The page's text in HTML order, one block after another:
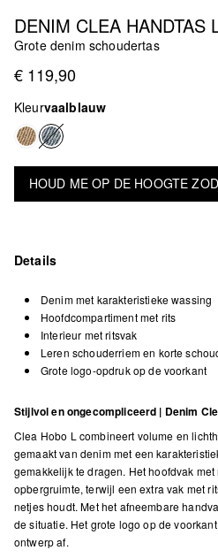
DENIM CLEA HANDTAS
Grote denim schoudertas
€ 119,90
Kleurvaalblauw
HOUD ME OP DE HOOGTE
Details
Denim met karakteristieke wassing
Hoofdcompartiment met rits
Interieur met ritsvak
Leren schouderriem en korte
Grote logo-opdruk op de voorkant
Stijlvol en ongecompliceerd | Denim
Clea Hobo L combineert volume en
gemaakt van denim met een
gemakkelijk te dragen. Het hoofdvak
opbergruimte, terwijl een extra vak met
netjes houdt. Met het afneembare
de situatie. Het grote logo op de
ontwerp af.